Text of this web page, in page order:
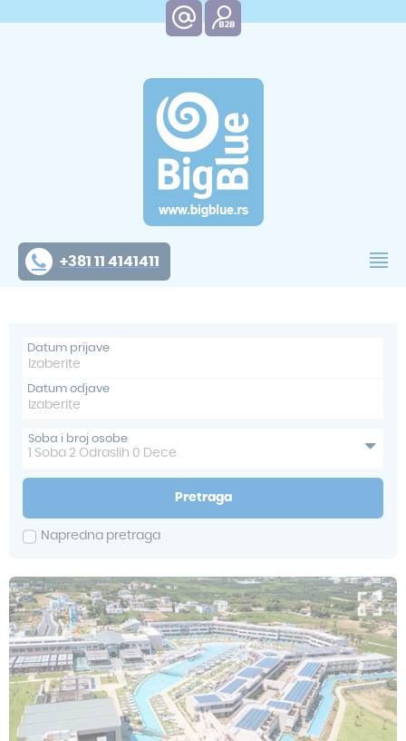
+381 11 4141411
Datum prijave
Datum odjave
Soba i broj osobe
Soba 2 Odraslih 0 Dece
Pretraga
Napredna pretraga